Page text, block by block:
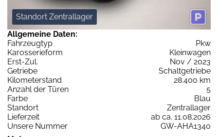
Standort Zentrallager
Allgemeine Daten:
Fahrzeugtyp
Pkw
Karosserieform
Kleinwagen
Erst-Zul.
Nov / 2023
Getriebe
Schaltgetriebe
Kilometerstand
28.400 km
Anzahl der Türen
5
Farbe
Blau
Standort
Zentrallager
Lieferzeit
ab ca. 11.08.2026
Unsere Nummer
GW-AHA1340